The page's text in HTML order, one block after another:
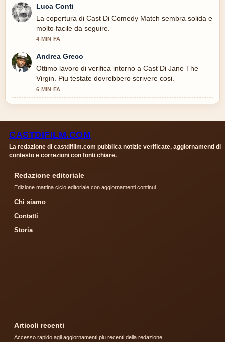
Luca Conti
La copertura di Cast Di Comedy Match sembra solida e
molto facile da seguire.
4 MIN FA
Andrea Greco
Ottimo lavoro di verifica intorno a Cast Di Jane The
Virgin. Piu testate dovrebbero scrivere cosi.
6 MIN FA
CASTDIFILM.COM
La redazione di castdifilm.com pubblica notizie verificate, aggiornamenti di
contesto e correzioni con fonti chiare.
Redazione editoriale
Edizione mattina ciclo editoriale con aggiornamenti continui.
Chi siamo
Contatti
Storia
Articoli recenti
Accesso rapido agli aggiornamenti piu recenti della redazione.